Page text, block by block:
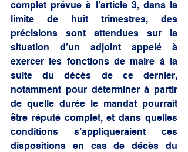
complet prévue à l’article 3, dans la
limite de huit trimestres, des
précisions sont attendues sur la
situation d’un adjoint appelé à
exercer les fonctions de maire à la
suite du décès de ce dernier,
notamment pour déterminer à partir
de quelle durée le mandat pourrait
être réputé complet, et dans quelles
conditions s’appliqueraient ces
dispositions en cas de décès du